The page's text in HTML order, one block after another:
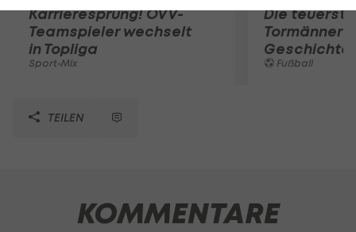
Karrieresprung! ÖVV-
Teamspieler wechselt
in Topliga
Sport-Mix
Die
Tormänner
Geschichte
Fußball
TEILEN
KOMMENTARE